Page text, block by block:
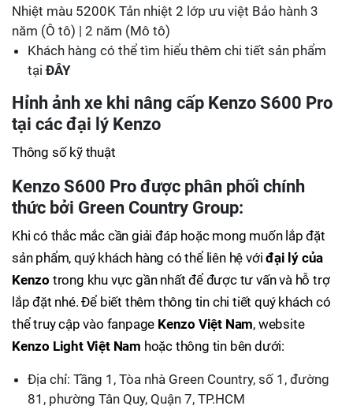
Nhiệt màu 5200K Tản nhiệt 2 lớp ưu việt Bảo hành 3
năm (Ô tô) | 2 năm (Mô tô)
Khách hàng có thể tìm hiểu thêm chi tiết sản phẩm
tạiĐÂY
Hỉnh ảnh xe khi nâng cấp Kenzo S600 Pro
tại các đại lý Kenzo
Thông số kỹ thuật
Kenzo S600 Pro được phân phối chính
thức bởi Green Country Group:
Khi có thắc mắc cần giải đáp hoặc mong muốn lắp đặt
sản phẩm, quý khách hàng có thể liên hệ vớiđại lý của
Kenzo trong khu vực gần nhất để được tư vấn và hỗ trợ
lắp đặt nhé. Để biết thêm thông tin chi tiết quý khách có
thể truy cập vào fanpage Kenzo Việt Nam, website
Kenzo Light Việt Nam hoặc thông tin bên dưới:
Địa chỉ: Tầng 1, Tòa nhà Green Country, số 1, đường
81, phường Tân Quy, Quận 7, TP.HCM